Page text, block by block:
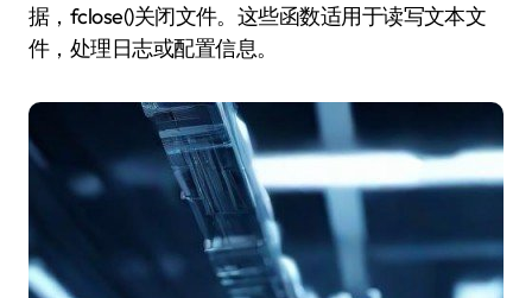
据，fclose()关闭文件。这些函数适用于读写文本文
件，处理日志或配置信息。